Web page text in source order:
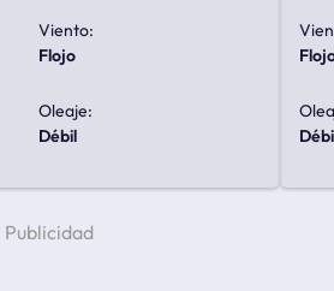
Viento:
flojo
Oleaje:
débil